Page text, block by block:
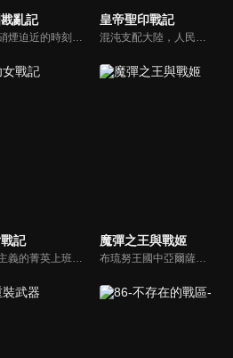
亂記 皇帝聖印戰記
記 魔彈之王與戰姬
布琉努王國中亞爾薩斯的領導人-堤格爾，因王國的征招，他被迫上到戰場。對手是吉斯塔特中的“七戰姬”之一、擁有“銀閃的風姬”名號的艾蕾歐諾拉，在她出奇不意的戰略下，擊破了布琉努大軍。就在堤格爾絕望的做好受死準備之時，“你從現在開始就是我的人了”因對方的一句話，堤格爾的命運將徹底改寫。